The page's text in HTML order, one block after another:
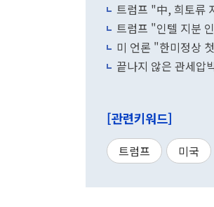
트럼프 "中, 희토류
트럼프 "인텔 지분
미 언론 "한미정상
끝나지 않은 관세압
[관련키워드]
트럼프 미국